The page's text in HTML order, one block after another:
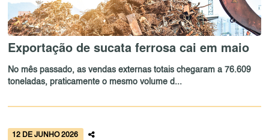
Exportação de sucata ferrosa cai em maio
No mês passado, as vendas externas totais chegaram a 76.609
toneladas, praticamente o mesmo volume d...
12 DE JUNHO 2026